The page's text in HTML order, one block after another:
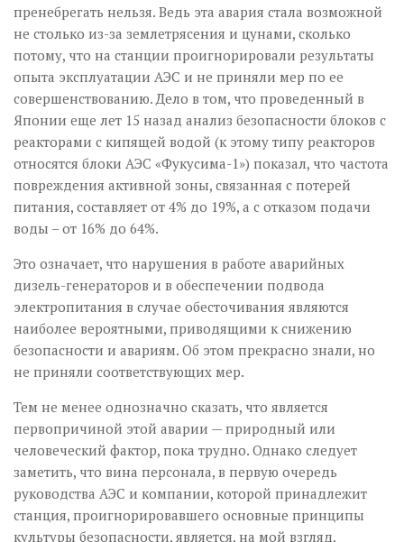
пренебрегать нельзя. Ведь эта авария стала возможной
не столько из-за землетрясения и цунами, сколько
потому, что на станции проигнорировали результаты
опыта эксплуатации АЭС и не приняли мер по ее
совершенствованию. Дело в том, что проведенный в
Японии еще лет 15 назад анализ безопасности блоков с
реакторами с кипящей водой (к этому типу реакторов
относятся блоки АЭС «Фукусима-1») показал, что частота
повреждения активной зоны, связанная с потерей
питания, составляет от 4% до 19%, а с отказом подачи
воды – от 16% до 64%.
Это означает, что нарушения в работе аварийных
дизель-генераторов и в обеспечении подвода
электропитания в случае обесточивания являются
наиболее вероятными, приводящими к снижению
безопасности и авариям. Об этом прекрасно знали, но
не приняли соответствующих мер.
Тем не менее однозначно сказать, что является
первопричиной этой аварии — природный или
человеческий фактор, пока трудно. Однако следует
заметить, что вина персонала, в первую очередь
руководства АЭС и компании, которой принадлежит
станция, проигнорировавшего основные принципы
культуры безопасности, является, на мой взгляд,